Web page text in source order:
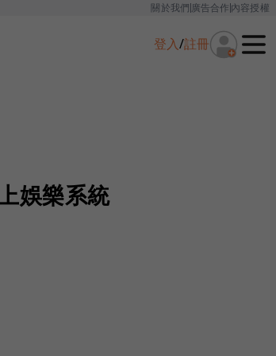
關於我們廣告合作內容授權
登入/註冊
娛樂系統